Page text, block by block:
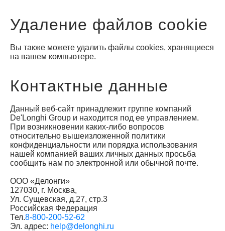
Удаление файлов cookie
Вы также можете удалить файлы cookies, хранящиеся
на вашем компьютере.
Контактные данные
Данный веб-сайт принадлежит группе компаний
De'Longhi Group и находится под ее управлением.
При возникновении каких-либо вопросов
относительно вышеизложенной политики
конфиденциальности или порядка использования
нашей компанией ваших личных данных просьба
сообщить нам по электронной или обычной почте.
ООО «Делонги»
127030, г. Москва,
Ул. Сущевская, д.27, стр.3
Российская Федерация
Тел.8-800-200-52-62
Эл. адрес: help@delonghi.ru